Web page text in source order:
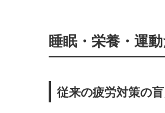
睡眠・栄養・運
従来の疲労対策の